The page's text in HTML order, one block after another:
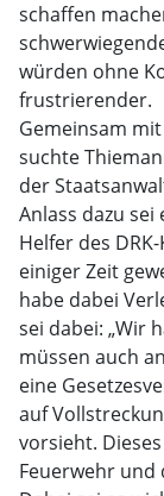
schaffen
würden ohne
frustrierender.
Gemeinsam
suchte
der
Anlass dazu
Helfer des
einiger Zeit
habe dabei
sei dabei: „Wir
müssen auch
eine
auf
vorsieht.
Feuerwehr und